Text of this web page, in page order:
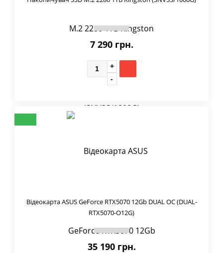
7 290 грн.
Відеокарта ASUS GeForce RTX5070 12Gb DUAL OC (DUAL-
RTX5070-O12G)
35 190 грн.